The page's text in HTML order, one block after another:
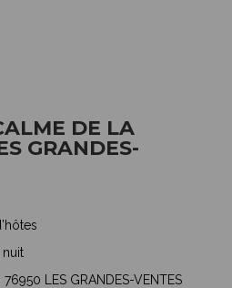
DE LA
GRANDES-
LES GRANDES-VENTES